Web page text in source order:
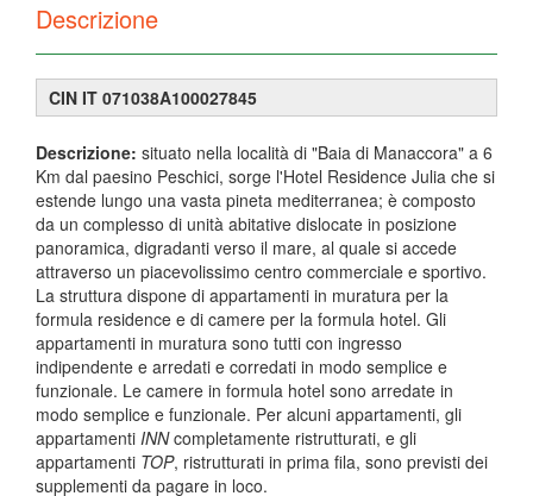
Descrizione
CIN IT 071038A100027845
Descrizione: situato nella località di "Baia di Manaccora" a 6
Km dal paesino Peschici, sorge l'Hotel Residence Julia che si
estende lungo una vasta pineta mediterranea; è composto
da un complesso di unità abitative dislocate in posizione
panoramica, digradanti verso il mare, al quale si accede
attraverso un piacevolissimo centro commerciale e sportivo.
La struttura dispone di appartamenti in muratura per la
formula residence e di camere per la formula hotel. Gli
appartamenti in muratura sono tutti con ingresso
indipendente e arredati e corredati in modo semplice e
funzionale. Le camere in formula hotel sono arredate in
modo semplice e funzionale. Per alcuni appartamenti, gli
appartamenti INNcompletamente ristrutturati, e gli
appartamenti TOP, ristrutturati in prima fila, sono previsti dei
supplementi da pagare in loco.